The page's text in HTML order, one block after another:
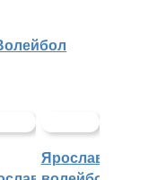
Ярославский